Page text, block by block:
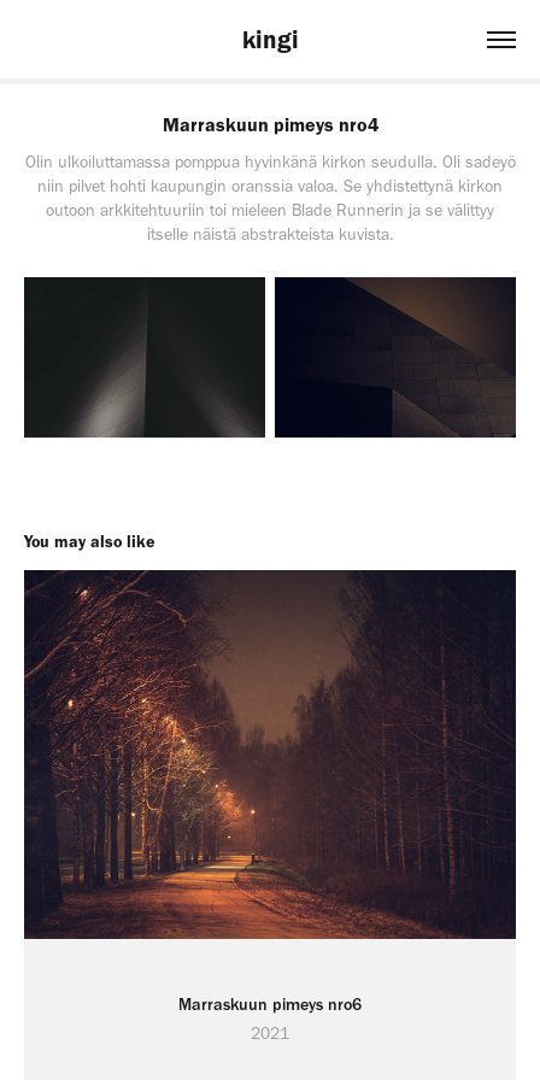
kingi
Marraskuun pimeys nro4
Olin ulkoiluttamassa pomppua hyvinkänä kirkon seudulla. Oli sadeyö
niin pilvet hohti kaupungin oranssia valoa. Se yhdistettynä kirkon
outoon arkkitehtuuriin toi mieleen Blade Runnerin ja se välittyy
itselle näistä abstrakteista kuvista.
You may also like
Marraskuun pimeys nro6
2021